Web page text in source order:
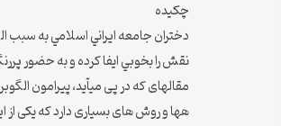
چکیده
دختران جامعه ايراني اسلامي به
نقش را بخوبي ايفا كرده و به حضور
مقاله­ای که در پی می­آید، پیرامون
هها و روش های بسیاری دارد که یکی از